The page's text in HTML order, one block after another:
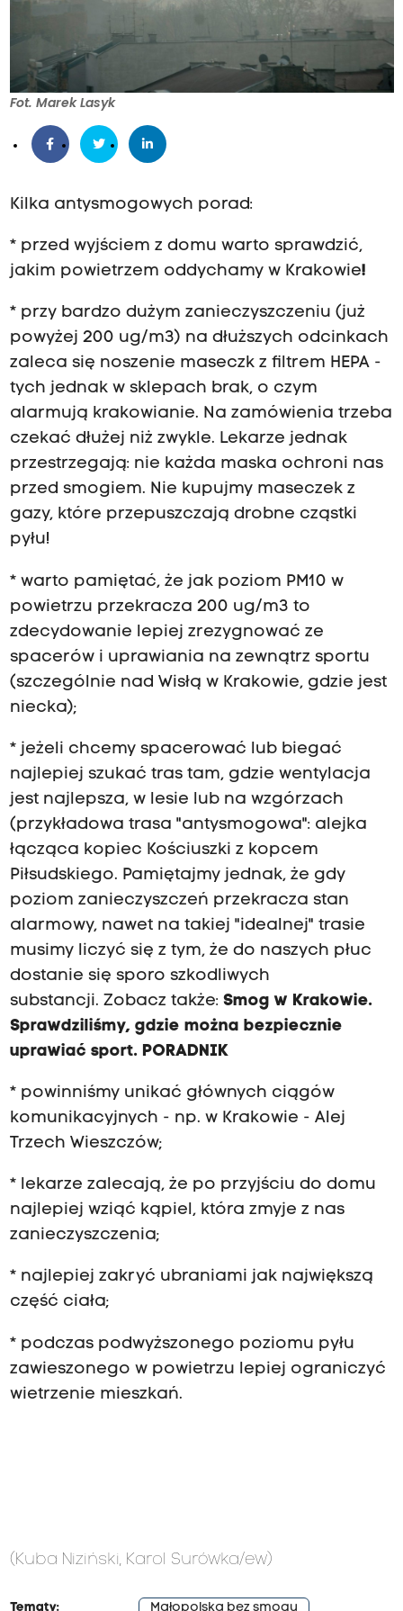
Fot. Marek Lasyk
Kilka antysmogowych porad:
* przed wyjściem z domu warto sprawdzić,
jakim powietrzem oddychamy w Krakowie!
* przy bardzo dużym zanieczyszczeniu (już
powyżej 200 ug/m3) na dłuższych odcinkach
zaleca się noszenie maseczk z filtrem HEPA -
tych jednak w sklepach brak, o czym
alarmują krakowianie. Na zamówienia trzeba
czekać dłużej niż zwykle. Lekarze jednak
przestrzegają: nie każda maska ochroni nas
przed smogiem. Nie kupujmy maseczek z
gazy, które przepuszczają drobne cząstki
pyłu!
* warto pamiętać, że jak poziom PM10 w
powietrzu przekracza 200 ug/m3 to
zdecydowanie lepiej zrezygnować ze
spacerów i uprawiania na zewnątrz sportu
(szczególnie nad Wisłą w Krakowie, gdzie jest
niecka);
* jeżeli chcemy spacerować lub biegać
najlepiej szukać tras tam, gdzie wentylacja
jest najlepsza, w lesie lub na wzgórzach
(przykładowa trasa "antysmogowa": alejka
łącząca kopiec Kościuszki z kopcem
Piłsudskiego. Pamiętajmy jednak, że gdy
poziom zanieczyszczeń przekracza stan
alarmowy, nawet na takiej "idealnej" trasie
musimy liczyć się z tym, że do naszych płuc
dostanie się sporo szkodliwych
substancji. Zobacz także: Smog w Krakowie.
Sprawdziliśmy, gdzie można bezpiecznie
uprawiać sport. PORADNIK
* powinniśmy unikać głównych ciągów
komunikacyjnych - np. w Krakowie - Alej
Trzech Wieszczów;
* lekarze zalecają, że po przyjściu do domu
najlepiej wziąć kąpiel, która zmyje z nas
zanieczyszczenia;
* najlepiej zakryć ubraniami jak największą
część ciała;
* podczas podwyższonego poziomu pyłu
zawieszonego w powietrzu lepiej ograniczyć
wietrzenie mieszkań.
(Kuba Niziński, Karol Surówka/ew)
Tematy: Małopolska bez smogu